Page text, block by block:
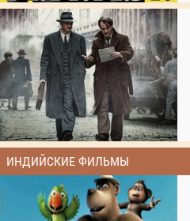
ИНДИЙСКИЕ ФИЛЬМЫ